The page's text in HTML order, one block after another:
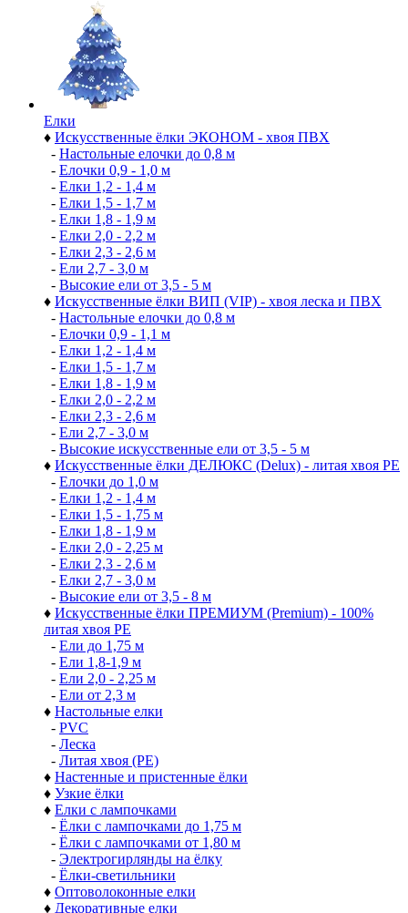
Елки
♦ Искусственные ёлки ЭКОНОМ - хвоя ПВХ
- Настольные елочки до 0,8 м
- Елочки 0,9 - 1,0 м
- Елки 1,2 - 1,4 м
- Елки 1,5 - 1,7 м
- Елки 1,8 - 1,9 м
- Елки 2,0 - 2,2 м
- Елки 2,3 - 2,6 м
- Ели 2,7 - 3,0 м
- Высокие ели от 3,5 - 5 м
♦ Искусственные ёлки ВИП (VIP) - хвоя леска и ПВХ
- Настольные елочки до 0,8 м
- Елочки 0,9 - 1,1 м
- Елки 1,2 - 1,4 м
- Елки 1,5 - 1,7 м
- Елки 1,8 - 1,9 м
- Елки 2,0 - 2,2 м
- Елки 2,3 - 2,6 м
- Ели 2,7 - 3,0 м
- Высокие искусственные ели от 3,5 - 5 м
♦ Искусственные ёлки ДЕЛЮКС (Delux) - литая хвоя РЕ
- Елочки до 1,0 м
- Елки 1,2 - 1,4 м
- Елки 1,5 - 1,75 м
- Елки 1,8 - 1,9 м
- Елки 2,0 - 2,25 м
- Елки 2,3 - 2,6 м
- Елки 2,7 - 3,0 м
- Высокие ели от 3,5 - 8 м
♦ Искусственные ёлки ПРЕМИУМ (Premium) - 100%
литая хвоя РЕ
- Ели до 1,75 м
- Ели 1,8-1,9 м
- Ели 2,0 - 2,25 м
- Ели от 2,3 м
♦ Настольные елки
- PVC
- Леска
- Литая хвоя (РЕ)
♦ Настенные и пристенные ёлки
♦ Узкие ёлки
♦ Елки с лампочками
- Ёлки с лампочками до 1,75 м
- Ёлки с лампочками от 1,80 м
- Электрогирлянды на ёлку
- Ёлки-светильники
♦ Оптоволоконные елки
♦ Декоративные елки